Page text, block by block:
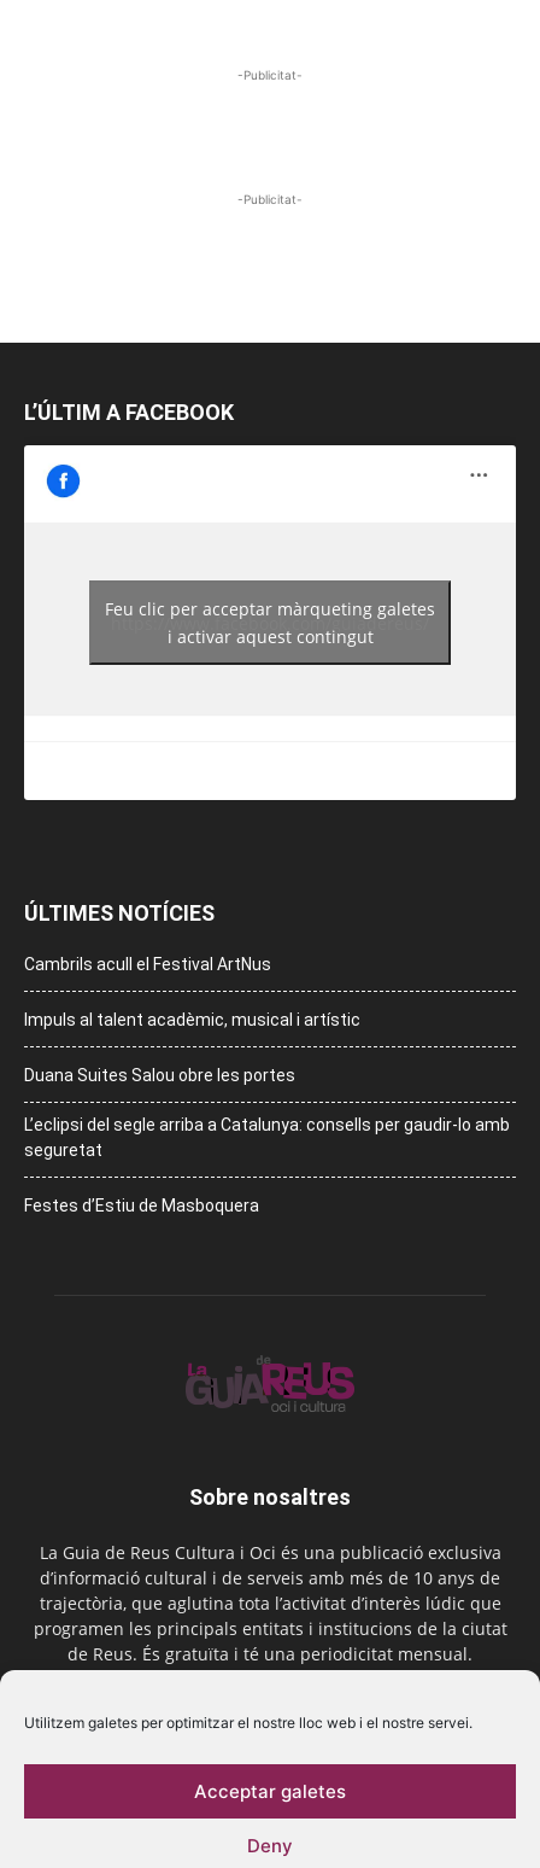
Utilitzem galetes per optimitzar el nostre lloc web i el nostre servei.
Acceptar galetes
Deny
-Publicitat-
-Publicitat-
L’ÚLTIM A FACEBOOK
https://www.facebook.com/guiadereus/
Feu clic per acceptar màrqueting galetes
i activar aquest contingut
ÚLTIMES NOTÍCIES
Cambrils acull el Festival ArtNus
Impuls al talent acadèmic, musical i artístic
Duana Suites Salou obre les portes
L’eclipsi del segle arriba a Catalunya: consells per gaudir-lo amb
seguretat
Festes d’Estiu de Masboquera
Sobre nosaltres
La Guia de Reus Cultura i Oci és una publicació exclusiva
d’informació cultural i de serveis amb més de 10 anys de
trajectòria, que aglutina tota l’activitat d’interès lúdic que
programen les principals entitats i institucions de la ciutat
de Reus. És gratuïta i té una periodicitat mensual.
Segueix-nos